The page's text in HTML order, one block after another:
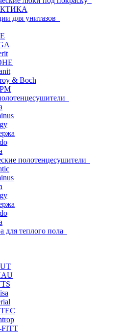
для унитазов
& Boch
полотенцесушители
для теплого пола